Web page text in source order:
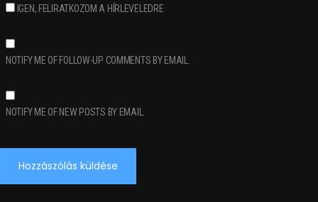
IGEN, FELIRATKOZOM A HÍRLEVELEDRE
NOTIFY ME OF FOLLOW-UP COMMENTS BY EMAIL.
NOTIFY ME OF NEW POSTS BY EMAIL.